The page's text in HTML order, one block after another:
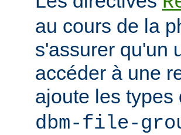
au cours de la
s'assurer qu'un
accéder à une
ajoute les
dbm-file-